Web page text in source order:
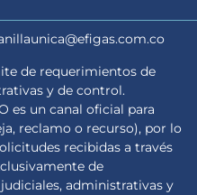
de requerimientos de
y de control.
es un canal oficial para
reclamo o recurso), por lo
recibidas a través
de
administrativas y